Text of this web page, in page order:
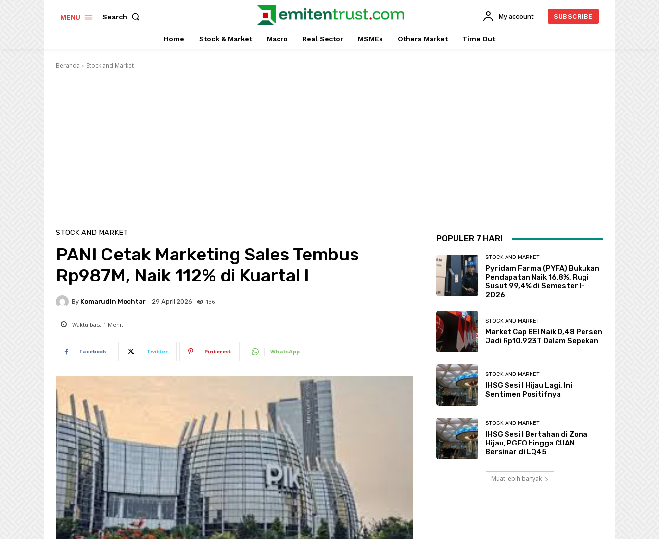
MENU Search My account SUBSCRIBE
Home Stock & Market Macro Real Sector MSMEs Others Market Time Out
Beranda Stock and Market
STOCK AND MARKET
PANI Cetak Marketing Sales Tembus
Rp987M, Naik 112% di Kuartal I
By Komarudin Mochtar 29 April 2026 136
: Waktu baca 1 Menit
Facebook Twitter Pinterest WhatsApp
POPULER 7 HARI
STOCK AND MARKET
Pyridam Farma (PYFA) Bukukan
Pendapatan Naik 16,8%, Rugi
Susut 99,4% di Semester I-
2026
STOCK AND MARKET
Market Cap BEI Naik 0,48 Persen
Jadi Rp10.923T Dalam Sepekan
STOCK AND MARKET
IHSG Sesi I Hijau Lagi, Ini
Sentimen Positifnya
STOCK AND MARKET
IHSG Sesi I Bertahan di Zona
Hijau, PGEO hingga CUAN
Bersinar di LQ45
Muat lebih banyak